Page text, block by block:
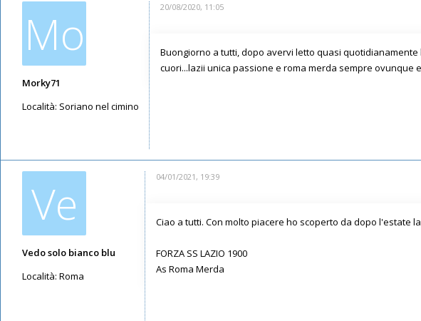
Mo
Morky71
Località: Soriano nel cimino
20/08/2020, 11:05
Buongiorno a tutti, dopo avervi letto quasi
cuori...lazii unica passione e roma merda sempre ovunque
Ve
Vedo solo bianco blu
Località: Roma
04/01/2021, 19:39
Ciao a tutti. Con molto piacere ho scoperto da dopo l'estate
FORZA SS LAZIO 1900
As Roma Merda